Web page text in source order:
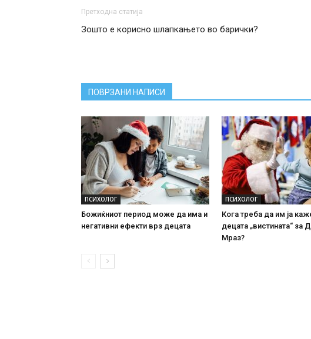
Претходна статија
Зошто е корисно шлапкањето во барички?
ПОВРЗАНИ НАПИСИ
ПСИХОЛОГ
Божиќниот период може да има и
негативни ефекти врз децата
ПСИХОЛОГ
Кога треба да им ја
децата „вистината“ за
Мраз?